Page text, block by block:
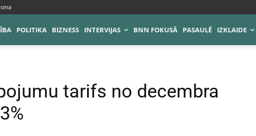
POLITIKA BIZNESS INTERVIJAS BNN FOKUSĀ PASAULĒ IZKLAIDE
tarifs no decembra